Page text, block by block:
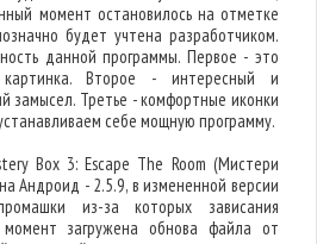
момент остановилось на отметке
будет учтена разработчиком.
данной программы. Первое - это
Второе - интересный и
замысел. Третье - комфортные иконки
себе мощную программу.
Box 3: Escape The Room (Мистери
Андроид - 2.5.9, в измененной версии
из-за которых зависания
загружена обнова файла от